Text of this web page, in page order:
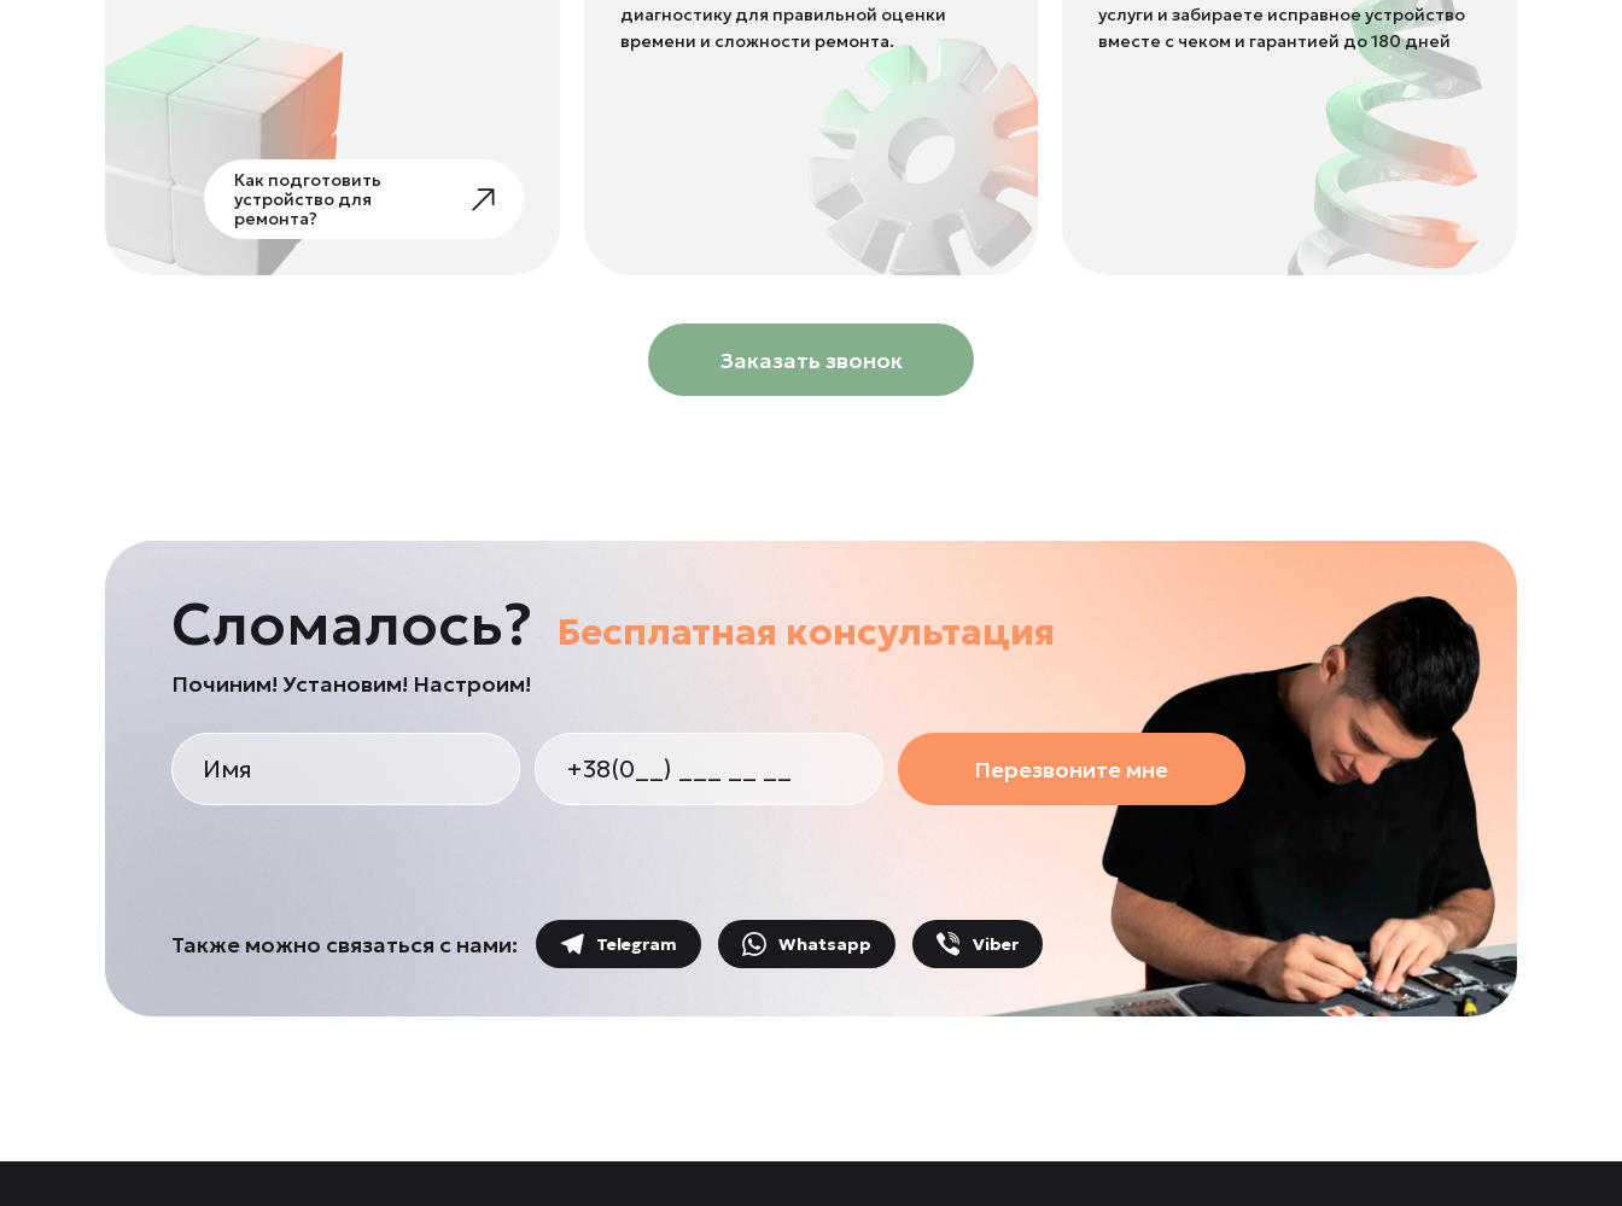
Как подготовить
устройство для
ремонта?
диагностику для правильной оценки
времени и сложности ремонта.
услуги и забираете исправное устройство
вместе с чеком и гарантией до 180 дней
Заказать звонок
Сломалось? Бесплатная консультация
Починим! Установим! Настроим!
Перезвоните мне
Также можно связаться с нами: Telegram Whatsapp Viber